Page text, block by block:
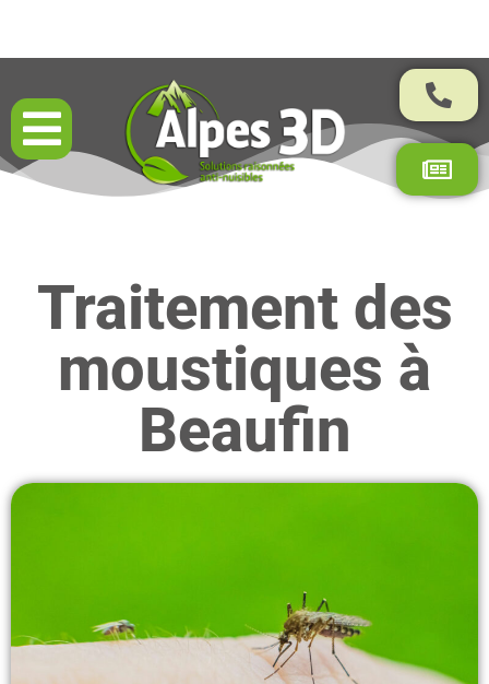
Résultats garantis par contrat
Traitement des
moustiques à
Beaufin